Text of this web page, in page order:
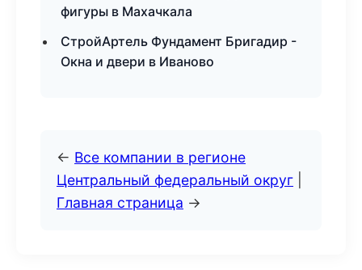
фигуры в Махачкала
СтройАртель Фундамент Бригадир -
Окна и двери в Иваново
← Все компании в регионе
Центральный федеральный округ
Главная страница →